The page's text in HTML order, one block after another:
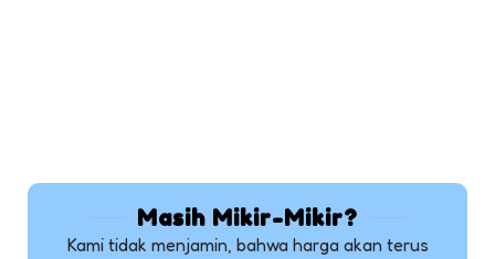
Masih Mikir-Mikir?
Kami tidak menjamin, bahwa harga akan terus